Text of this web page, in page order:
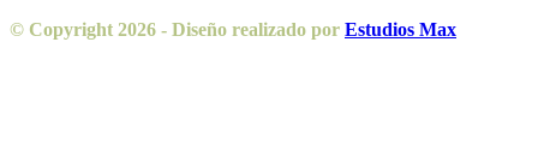
© Copyright 2026 - Diseño realizado por Estudios Max